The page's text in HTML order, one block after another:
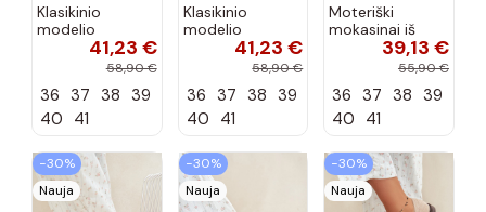
Klasikinio
modelio
aukštakulniai
šokolado
spalvos Nesha
41,23 €
58,90 €
36 37 38 39
40 41
Klasikinio
modelio
aukštakulniai
bordo spalvos
Nesha
41,23 €
58,90 €
36 37 38 39
40 41
Moteriški
mokasinai iš
dirbtinės
zomšos, bordo
39,13 €
55,90 €
36 37 38 39
40 41
−30%
Nauja
−30%
Nauja
−30%
Nauja